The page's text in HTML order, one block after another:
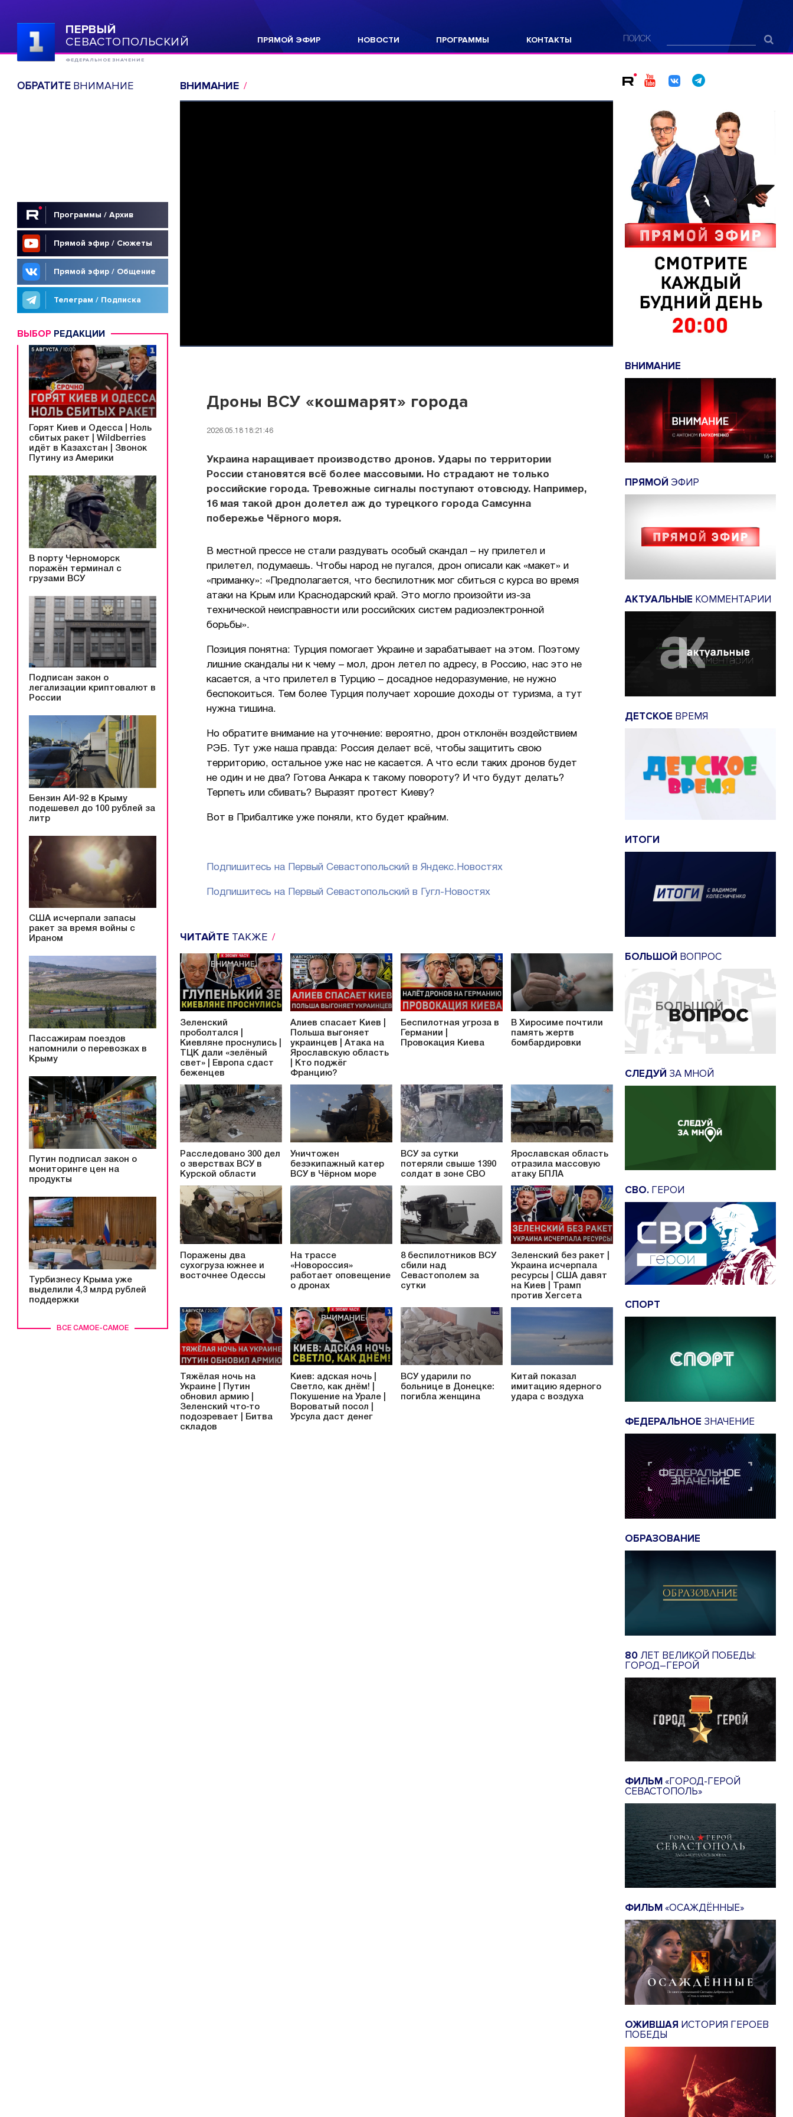
ПЕРВЫЙ
СЕВАСТОПОЛЬСКИЙ
ФЕДЕРАЛЬНОЕ ЗНАЧЕНИЕ
ПРЯМОЙ ЭФИР НОВОСТИ ПРОГРАММЫ КОНТАКТЫ ПОИСК
ОБРАТИТЕВНИМАНИЕ
Программы / Архив
Прямой эфир / Сюжеты
Прямой эфир / Общение
Телеграм / Подписка
ВЫБОР РЕДАКЦИИ
ВСЕ САМОЕ-САМОЕ
Горят Киев и Одесса | Ноль
сбитых ракет | Wildberries
идёт в Казахстан | Звонок
Путину из Америки
В порту Черноморск
поражён терминал с
грузами ВСУ
Подписан закон о
легализации криптовалют в
России
Бензин АИ-92 в Крыму
подешевел до 100 рублей за
литр
США исчерпали запасы
ракет за время войны с
Ираном
Пассажирам поездов
напомнили о перевозках в
Крыму
Путин подписал закон о
мониторинге цен на
продукты
Турбизнесу Крыма уже
выделили 4,3 млрд рублей
поддержки
ВНИМАНИЕ
Дроны ВСУ «кошмарят» города
2026.05.18 18:21:46
Украина наращивает производство дронов. Удары по территории
России становятся всё более массовыми. Но страдают не только
российские города. Тревожные сигналы поступают отовсюду. Например,
16 мая такой дрон долетел аж до турецкого города Самсунна
побережье Чёрного моря.
В местной прессе не стали раздувать особый скандал – ну прилетел и
прилетел, подумаешь. Чтобы народ не пугался, дрон описали как «макет» и
«приманку»: «Предполагается, что беспилотник мог сбиться с курса во время
атаки на Крым или Краснодарский край. Это могло произойти из-за
технической неисправности или российских систем радиоэлектронной
борьбы».
Позиция понятна: Турция помогает Украине и зарабатывает на этом. Поэтому
лишние скандалы ни к чему – мол, дрон летел по адресу, в Россию, нас это не
касается, а что прилетел в Турцию – досадное недоразумение, не нужно
беспокоиться. Тем более Турция получает хорошие доходы от туризма, а тут
нужна тишина.
Но обратите внимание на уточнение: вероятно, дрон отклонён воздействием
РЭБ. Тут уже наша правда: Россия делает всё, чтобы защитить свою
территорию, остальное уже нас не касается. А что если таких дронов будет
не один и не два? Готова Анкара к такому повороту? И что будут делать?
Терпеть или сбивать? Выразят протест Киеву?
Вот в Прибалтике уже поняли, кто будет крайним.
Подпишитесь на Первый Севастопольский в Яндекс.Новостях
Подпишитесь на Первый Севастопольский в Гугл-Новостях
ЧИТАЙТЕ ТАКЖЕ
Зеленский
проболтался |
Киевляне проснулись |
ТЦК дали «зелёный
свет» | Европа сдаст
беженцев
Алиев спасает Киев |
Польша выгоняет
украинцев | Атака на
Ярославскую область
| Кто поджёг
Францию?
Беспилотная угроза в
Германии |
Провокация Киева
В Хиросиме почтили
память жертв
бомбардировки
Расследовано 300 дел
о зверствах ВСУ в
Курской области
Уничтожен
безэкипажный катер
ВСУ в Чёрном море
ВСУ за сутки
потеряли свыше 1390
солдат в зоне СВО
Ярославская область
отразила массовую
атаку БПЛА
Поражены два
сухогруза южнее и
восточнее Одессы
На трассе
«Новороссия»
работает оповещение
о дронах
8 беспилотников ВСУ
сбили над
Севастополем за
сутки
Зеленский без ракет |
Украина исчерпала
ресурсы | США давят
на Киев | Трамп
против Хегсета
Тяжёлая ночь на
Украине | Путин
обновил армию |
Зеленский что-то
подозревает | Битва
складов
Киев: адская ночь |
Светло, как днём! |
Покушение на Урале |
Вороватый посол |
Урсула даст денег
ВСУ ударили по
больнице в Донецке:
погибла женщина
Китай показал
имитацию ядерного
удара с воздуха
ВНИМАНИЕ
ПРЯМОЙ ЭФИР
АКТУАЛЬНЫЕ КОММЕНТАРИИ
ДЕТСКОЕ ВРЕМЯ
ИТОГИ
БОЛЬШОЙ ВОПРОС
СЛЕДУЙ ЗА МНОЙ
СВО. ГЕРОИ
СПОРТ
ФЕДЕРАЛЬНОЕ ЗНАЧЕНИЕ
ОБРАЗОВАНИЕ
80 ЛЕТ ВЕЛИКОЙ ПОБЕДЫ:
ГОРОД–ГЕРОЙ
ФИЛЬМ«ГОРОД-ГЕРОЙ
СЕВАСТОПОЛЬ»
ФИЛЬМ«ОСАЖДЁННЫЕ»
ОЖИВШАЯ ИСТОРИЯ ГЕРОЕВ
ПОБЕДЫ